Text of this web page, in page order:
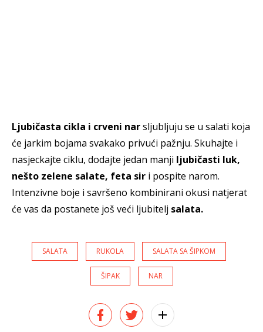
Ljubičasta cikla i crveni narsljubljuju se u salati koja
će jarkim bojama svakako privući pažnju. Skuhajte i
nasjeckajte ciklu, dodajte jedan manji ljubičasti luk,
nešto zelene salate, feta sir i pospite narom.
Intenzivne boje i savršeno kombinirani okusi natjerat
će vas da postanete još veći ljubitelj salata.
SALATA RUKOLA SALATA SA ŠIPKOM
ŠIPAK NAR